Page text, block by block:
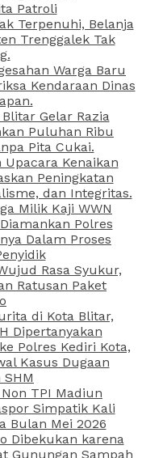
Patroli
Terpenuhi, Belanja
Trenggalek Tak
Warga Baru
Kendaraan Dinas
Gelar Razia
Puluhan Ribu
Pita Cukai.
Kenaikan
Peningkatan
dan Integritas.
Milik Kaji WWN
Polres
Dalam Proses
Rasa Syukur,
Ratusan Paket
di Kota Blitar,
Dipertanyakan
Polres Kediri Kota,
Kasus Dugaan
SHM
TPI Madiun
Simpatik Kali
Bulan Mei 2026
Dibekukan karena
Gunungan Sampah